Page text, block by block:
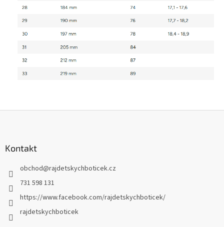
Kontakt
obchod@rajdetskychboticek.cz
731 598 131
https://www.facebook.com/rajdetskychboticek/
rajdetskychboticek